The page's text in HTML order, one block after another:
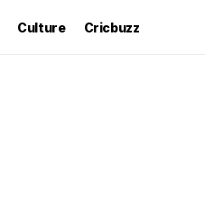
Culture Cricbuzz